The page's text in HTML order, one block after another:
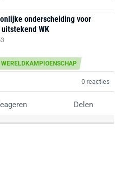
onderscheiding voor
WK
WERELDKAMPIOENSCHAP
0 reacties
Delen